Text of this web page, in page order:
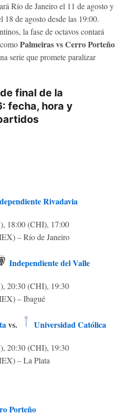
Río de Janeiro el 11 de agosto y
de agosto desde las 19:00.
la fase de octavos contará
Palmeiras vs Cerro Porteño
serie que promete paralizar
final de la
fecha, hora y
Rivadavia
18:00 (CHI), 17:00
– Río de Janeiro
Independiente del Valle
20:30 (CHI), 19:30
– Ibagué
vs.
Universidad Católica
20:30 (CHI), 19:30
– La Plata
Porteño